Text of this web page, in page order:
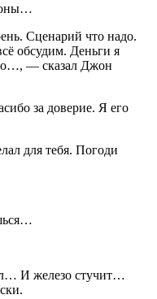
Сценарий что надо.
обсудим. Деньги я
— сказал Джон
за доверие. Я его
для тебя. Погоди
И железо стучит…